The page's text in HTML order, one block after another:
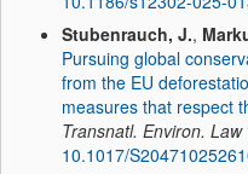
Stubenrauch, J.,
Pursuing global
from the EU
measures that respect
Transnatl. Environ. Law
10.1017/